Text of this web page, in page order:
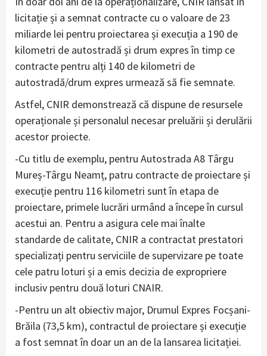
licitație și a semnat contracte cu o valoare de 23
miliarde lei pentru proiectarea și execuția a 190 de
kilometri de autostradă și drum expres în timp ce
contracte pentru alți 140 de kilometri de
autostradă/drum expres urmează să fie semnate.
Astfel, CNIR demonstrează că dispune de resursele
operaționale și personalul necesar preluării și derulării
acestor proiecte.
-Cu titlu de exemplu, pentru Autostrada A8 Târgu
Mureș-Târgu Neamț, patru contracte de proiectare și
execuție pentru 116 kilometri sunt în etapa de
proiectare, primele lucrări urmând a începe în cursul
acestui an. Pentru a asigura cele mai înalte
standarde de calitate, CNIR a contractat prestatori
specializați pentru serviciile de supervizare pe toate
cele patru loturi și a emis decizia de expropriere
inclusiv pentru două loturi CNAIR.
-Pentru un alt obiectiv major, Drumul Expres Focșani-
Brăila (73,5 km), contractul de proiectare și execuție
a fost semnat în doar un an de la lansarea licitației.